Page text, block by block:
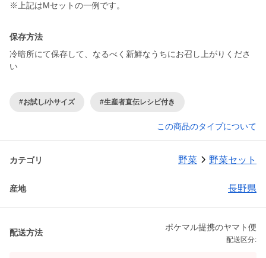
※上記はMセットの一例です。
保存方法
冷暗所にて保存して、なるべく新鮮なうちにお召し上がりくださ
い
#お試し/小サイズ #生産者直伝レシピ付き
この商品のタイプについて
カテゴリ 野菜 野菜セット
産地 長野県
配送方法
ポケマル提携のヤマト便
配送区分: